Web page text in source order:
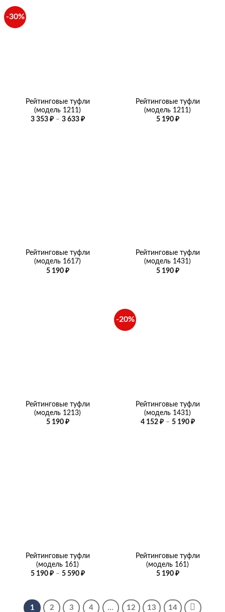
-30%
Рейтинговые туфли
(модель 1211)
3 353 ₽ – 3 633 ₽Диапазон
Рейтинговые туфли
(модель 1211)
5 190 ₽
Рейтинговые туфли
(модель 1617)
5 190 ₽
Рейтинговые туфли
(модель 1431)
5 190 ₽
Рейтинговые туфли
(модель 1213)
5 190 ₽
-20%
Рейтинговые туфли
(модель 1431)
4 152 ₽ – 5 190 ₽
Рейтинговые туфли
(модель 161)
5 190 ₽ – 5 590 ₽Диапазон
–
5
Рейтинговые туфли
(модель 161)
5 190 ₽
1 2 3 4 … 12 13 14